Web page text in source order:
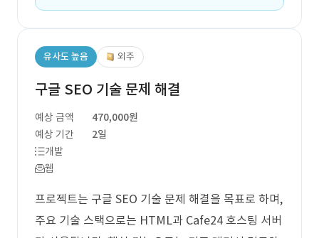
유사도 높음 외주
구글 SEO 기술 문제 해결
예상 금액
470,000원
예상 기간
2일
개발
웹
프로젝트는 구글 SEO 기술 문제 해결을 목표로 하며,
주요 기술 스택으로는 HTML과 Cafe24 호스팅 서버